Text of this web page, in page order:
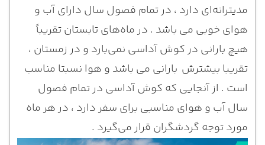
مدیترانه‌ای دارد ، در تمام فصول سال دارای آب و
هوای خوبی می باشد . در ماه‌های تابستان تقریباً
هیچ بارانی در کوش آداسی نمی‌بارد و در زمستان ،
تقریبا بیشترش بارانی می باشد و هوا نسبتا مناسب
است . از آنجایی که کوش آداسی در تمام فصول
سال آب و هوای مناسبی برای سفر دارد ، در هر ماه
مورد توجه گردشگران قرار می‌گیرد .